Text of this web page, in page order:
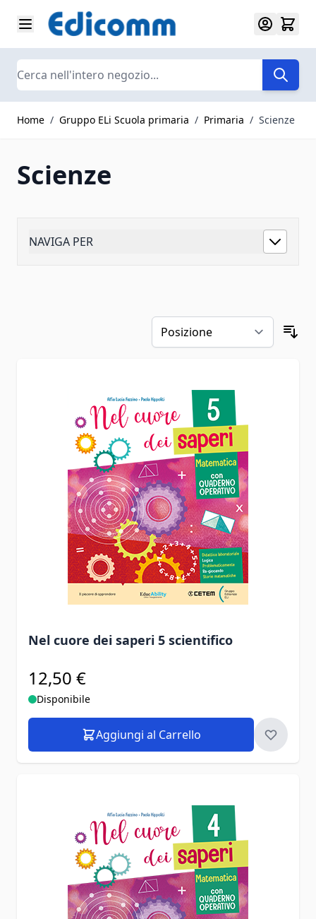
Salta al contenuto
Search
Home / Gruppo ELi Scuola primaria / Primaria / Scienze
Scienze
NAVIGA PER
Nel cuore dei saperi 5 scientifico
12,50 €
Disponibile
Aggiungi al Carrello